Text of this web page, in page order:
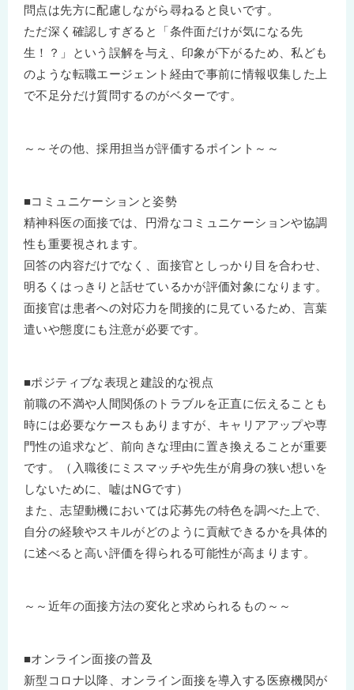
問点は先方に配慮しながら尋ねると良いです。
ただ深く確認しすぎると「条件面だけが気になる先
生！？」という誤解を与え、印象が下がるため、私ども
のような転職エージェント経由で事前に情報収集した上
で不足分だけ質問するのがベターです。
～～その他、採用担当が評価するポイント～～
■コミュニケーションと姿勢
精神科医の面接では、円滑なコミュニケーションや協調
性も重要視されます。
回答の内容だけでなく、面接官としっかり目を合わせ、
明るくはっきりと話せているかが評価対象になります。
面接官は患者への対応力を間接的に見ているため、言葉
遣いや態度にも注意が必要です。
■ポジティブな表現と建設的な視点
前職の不満や人間関係のトラブルを正直に伝えることも
時には必要なケースもありますが、キャリアアップや専
門性の追求など、前向きな理由に置き換えることが重要
です。（入職後にミスマッチや先生が肩身の狭い想いを
しないために、嘘はNGです）
また、志望動機においては応募先の特色を調べた上で、
自分の経験やスキルがどのように貢献できるかを具体的
に述べると高い評価を得られる可能性が高まります。
～～近年の面接方法の変化と求められるもの～～
■オンライン面接の普及
新型コロナ以降、オンライン面接を導入する医療機関が